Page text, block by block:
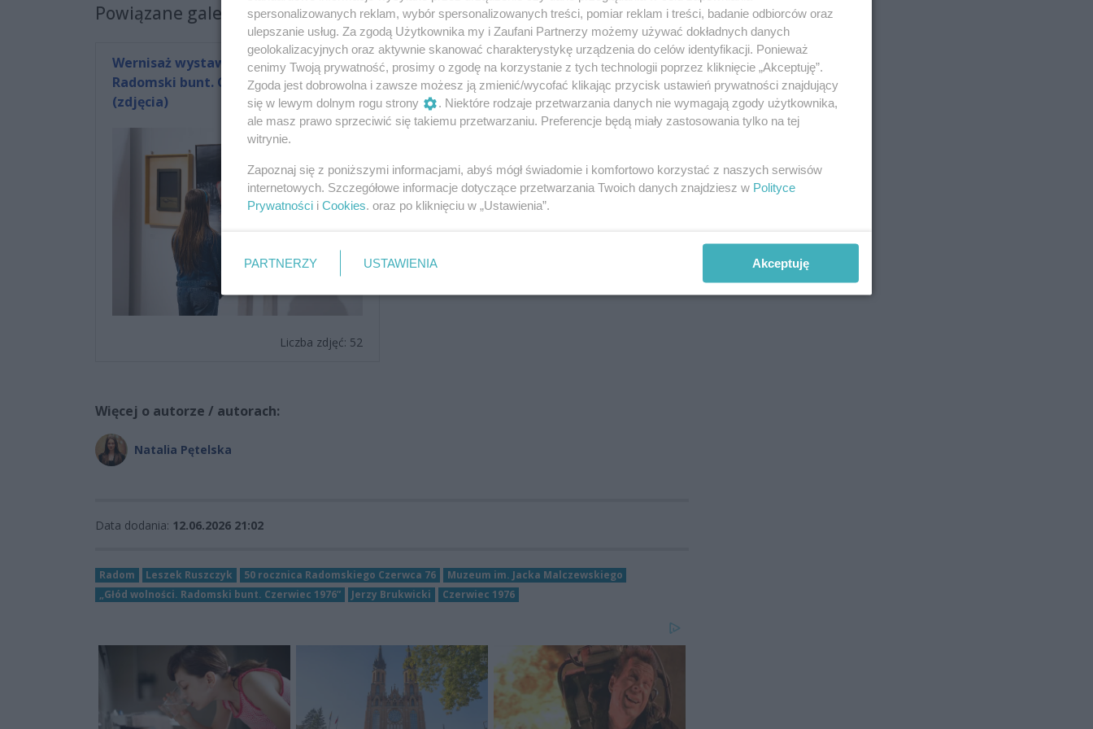
Powiązane galerie zdjęć:
Wernisaż wystawy "Głód wolności.
Radomski bunt. Czerwiec 1976"
(zdjęcia)
Liczba zdjęć: 52
Więcej o autorze / autorach:
Natalia Pętelska
Data dodania: 12.06.2026 21:02
Radom Leszek Ruszczyk 50 rocznica Radomskiego Czerwca 76
Muzeum im. Jacka Malczewskiego
„Głód wolności. Radomski bunt. Czerwiec 1976”
Jerzy Brukwicki Czerwiec 1976
spersonalizowanych reklam, wybór spersonalizowanych treści, pomiar reklam i treści, badanie odbiorców oraz
ulepszanie usług. Za zgodą Użytkownika my i Zaufani Partnerzy możemy używać dokładnych danych
geolokalizacyjnych oraz aktywnie skanować charakterystykę urządzenia do celów identyfikacji. Ponieważ
cenimy Twoją prywatność, prosimy o zgodę na korzystanie z tych technologii poprzez kliknięcie „Akceptuję”.
Zgoda jest dobrowolna i zawsze możesz ją zmienić/wycofać klikając przycisk ustawień prywatności znajdujący
się w lewym dolnym rogu strony
. Niektóre rodzaje przetwarzania danych nie wymagają zgody użytkownika,
ale masz prawo sprzeciwić się takiemu przetwarzaniu. Preferencje będą miały zastosowania tylko na tej
witrynie.
Zapoznaj się z poniższymi informacjami, abyś mógł świadomie i komfortowo korzystać z naszych serwisów
internetowych. Szczegółowe informacje dotyczące przetwarzania Twoich danych znajdziesz w Polityce
Prywatności i Cookies. oraz po kliknięciu w „Ustawienia”.
PARTNERZY USTAWIENIA Akceptuję